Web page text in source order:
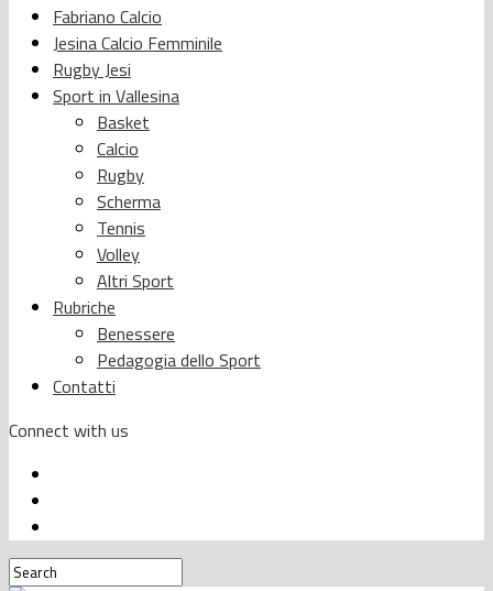
Fabriano Calcio
Jesina Calcio Femminile
Rugby Jesi
Sport in Vallesina
Basket
Calcio
Rugby
Scherma
Tennis
Volley
Altri Sport
Rubriche
Benessere
Pedagogia dello Sport
Contatti
Connect with us